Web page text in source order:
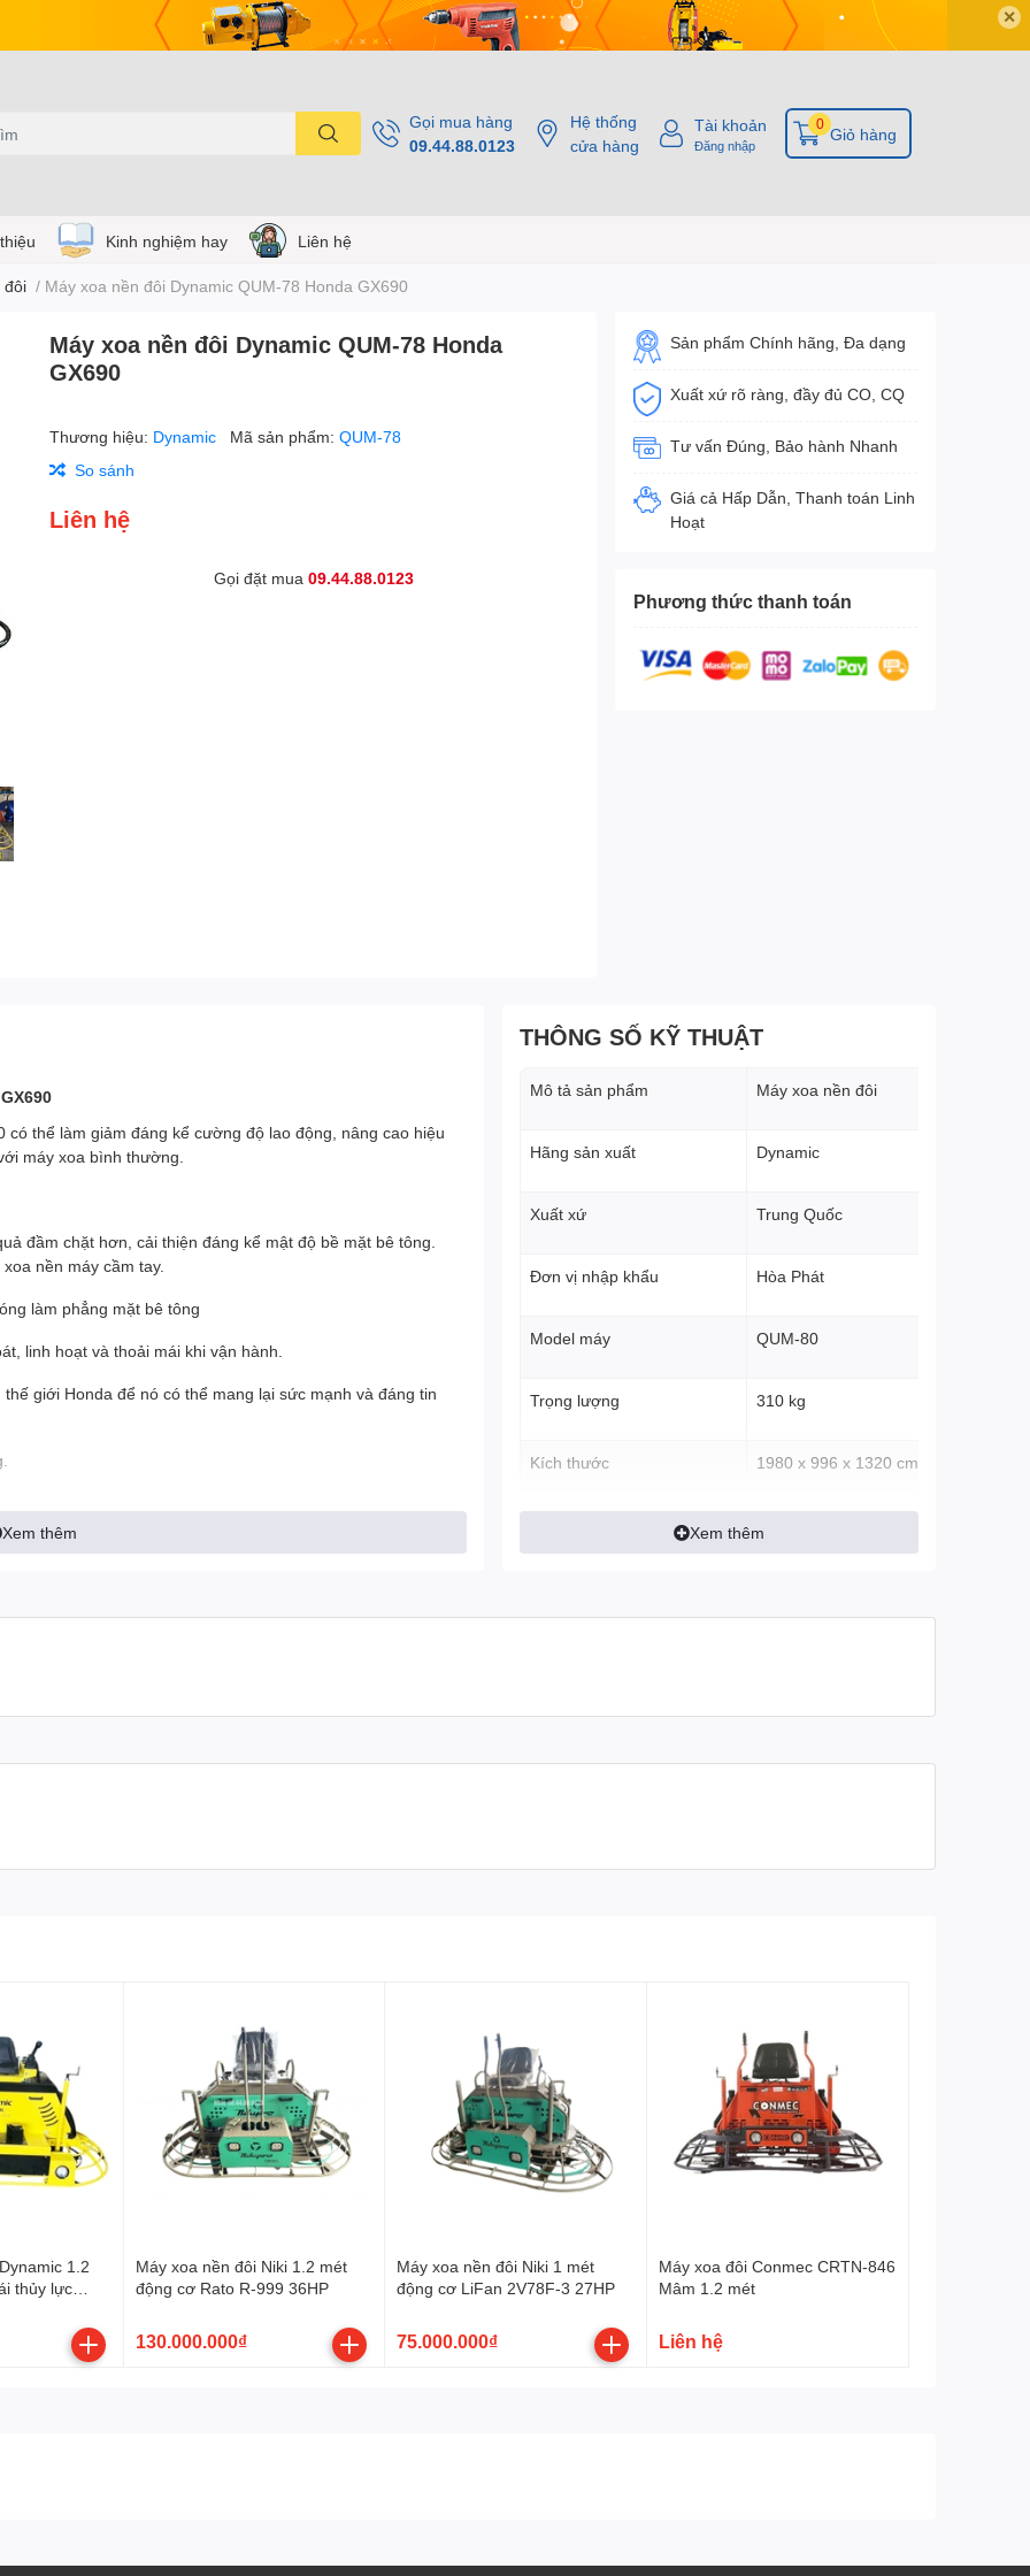
✕
Gọi mua hàng
09.44.88.0123
Hệ thống
cửa hàng
Tài khoản
Đăng nhập
Giỏ hàng
0
Kinh nghiệm hay Liên hệ
đôi / Máy xoa nền đôi Dynamic QUM-78 Honda GX690
Máy xoa nền đôi Dynamic QUM-78 Honda
GX690
Thương hiệu: Dynamic Mã sản phẩm:QUM-78
So sánh
Liên hệ
Gọi đặt mua09.44.88.0123
Sản phẩm Chính hãng, Đa dạng
Xuất xứ rõ ràng, đầy đủ CO, CQ
Tư vấn Đúng, Bảo hành Nhanh
Giá cả Hấp Dẫn, Thanh toán Linh
Hoạt
Phương thức thanh toán
có thể làm giảm đáng kể cường độ lao động, nâng cao hiệu
máy xoa bình thường.
đầm chặt hơn, cải thiện đáng kể mật độ bề mặt bê tông.
nền máy cầm tay.
làm phẳng mặt bê tông
linh hoạt và thoải mái khi vận hành.
giới Honda để nó có thể mang lại sức mạnh và đáng tin
ngặt, chắc chắn và bền.
Xem thêm
THÔNG SỐ KỸ THUẬT
Mô tả sản phẩm Máy xoa nền đôi
Hãng sản xuất Dynamic
Xuất xứ Trung Quốc
Đơn vị nhập khẩu Hòa Phát
Model máy QUM-80
Trọng lượng 310 kg
Kích thước 1980 x 996 x 1320 cm
Xem thêm
1.2
thủy lực
Máy xoa nền đôi Niki 1.2 mét
động cơ Rato R-999 36HP
130.000.000₫
Máy xoa nền đôi Niki 1 mét
động cơ LiFan 2V78F-3 27HP
75.000.000₫
Máy xoa đôi Conmec CRTN-846
Mâm 1.2 mét
Liên hệ